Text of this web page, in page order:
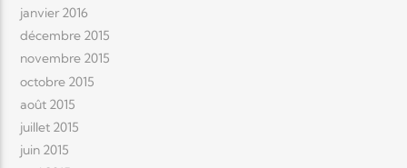
janvier 2016
décembre 2015
novembre 2015
octobre 2015
août 2015
juillet 2015
juin 2015